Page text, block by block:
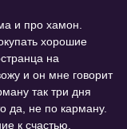
и про хамон.
хорошие
на
и он мне говорит
так три дня
да, не по карману.
к счастью.